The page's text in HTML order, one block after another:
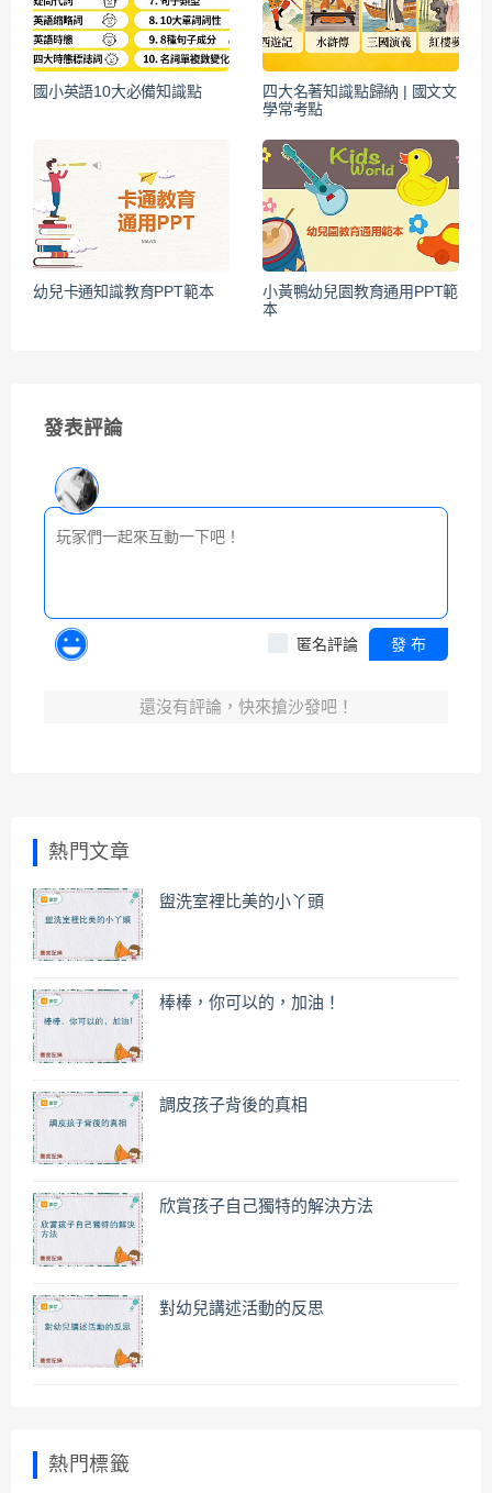
國小英語10大必備知識點
四大名著知識點歸納 | 國文文
學常考點
幼兒卡通知識教育PPT範本
小黃鴨幼兒園教育通用PPT範
本
發表評論
匿名評論 發 布
還沒有評論，快來搶沙發吧！
熱門文章
盥洗室裡比美的小丫頭
棒棒，你可以的，加油！
調皮孩子背後的真相
欣賞孩子自己獨特的解決方法
對幼兒講述活動的反思
熱門標籤